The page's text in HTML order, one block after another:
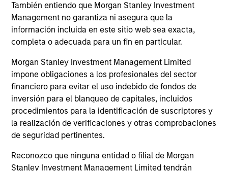
También entiendo que Morgan Stanley Investment
Management no garantiza ni asegura que la
información incluida en este sitio web sea exacta,
completa o adecuada para un fin en particular.
Morgan Stanley Investment Management Limited
impone obligaciones a los profesionales del sector
financiero para evitar el uso indebido de fondos de
inversión para el blanqueo de capitales, incluidos
procedimientos para la identificación de suscriptores y
la realización de verificaciones y otras comprobaciones
de seguridad pertinentes.
Reconozco que ninguna entidad o filial de Morgan
Stanley Investment Management Limited tendrán
Private Credit Market Monitor - Q2
2026
Timely insights on the private credit landscape,
exploring the trends, market developments,
and investment considerations shaping the
asset class.
04-AGO-2026